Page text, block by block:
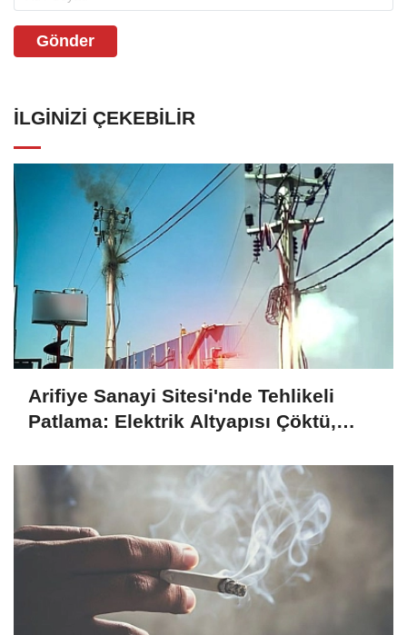
Gönder
İLGINIZI ÇEKEBILIR
Arifiye Sanayi Sitesi'nde Tehlikeli
Patlama: Elektrik Altyapısı Çöktü,